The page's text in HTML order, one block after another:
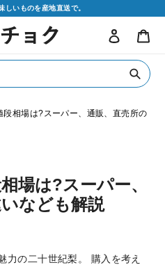
しいものを産地直送で。
ログイン
送
信
段相場は?スーパー、通販、直売所の
場は?スーパー、
なども解説
力の二十世紀梨。 購入を考え